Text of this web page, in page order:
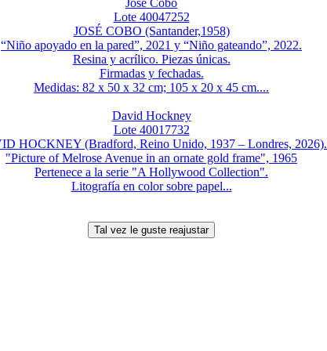
Lote 40047252
JOSÉ COBO (Santander,1958)
“Niño apoyado en la pared”, 2021 y “Niño gateando”, 2022.
Resina y acrílico. Piezas únicas.
Firmadas y fechadas.
Medidas: 82 x 50 x 32 cm; 105 x 20 x 45 cm....
David Hockney
Lote 40017732
HOCKNEY (Bradford, Reino Unido, 1937 – Londres, 2026).
"Picture of Melrose Avenue in an ornate gold frame", 1965
Pertenece a la serie "A Hollywood Collection".
Litografía en color sobre papel...